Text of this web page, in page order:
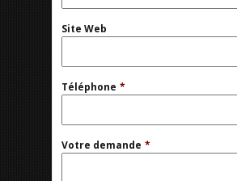
Site Web
Téléphone *
Votre demande *